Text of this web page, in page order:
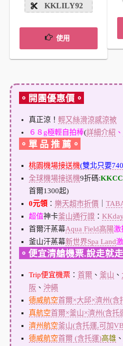
KKLILY92
使用
。開團優惠價。
真正涼！ 輕又絲滑涼感涼被
６８g極輕自拍棒(詳細介紹 、
。單 品 推 薦。
桃園機場接送機(雙北只要
全球機場接送機9折碼:
首爾1300起)
0元領： 樂天超市折價
超值神卡釜山通行證： KKday
首爾汗蒸幕Aqua Field高陽激
釜山汗蒸幕新世界Spa Land
。便宜清艙機票.說走就
Trip便宜機票： 首爾 、 釜山 、
阪 、 沖繩
德威航空首爾×大邱×濟州(含
真航空首爾×釜山×濟州(含托
濟州航空釜山(含托運,可加
德威航空首爾 (含托運)高雄 、